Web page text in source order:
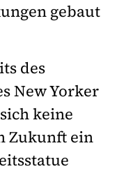
gebaut
des
New Yorker
keine
Zukunft ein